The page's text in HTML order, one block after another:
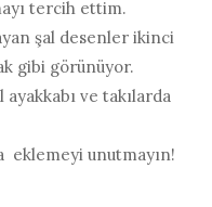
tercih ettim.
şal desenler ikinci
gibi görünüyor.
ve takılarda
eklemeyi unutmayın!